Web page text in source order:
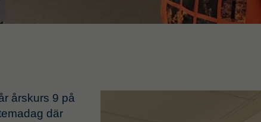
Supply Chain Management
årskurs 9 på
där